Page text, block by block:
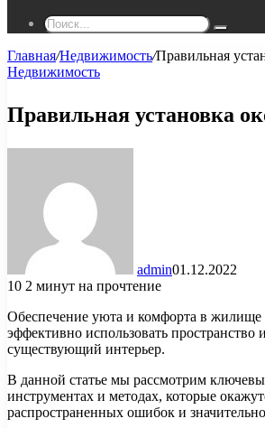
Поиск...
Главная/Недвижимость/Правильная
Недвижимость
Правильная установка
admin01.12.2022
10 2 минут на прочтение
Обеспечение уюта и комфорта в жилище
эффективно использовать пространство
существующий интерьер.
В данной статье мы рассмотрим
инструментах и методах, которые
распространенных ошибок и